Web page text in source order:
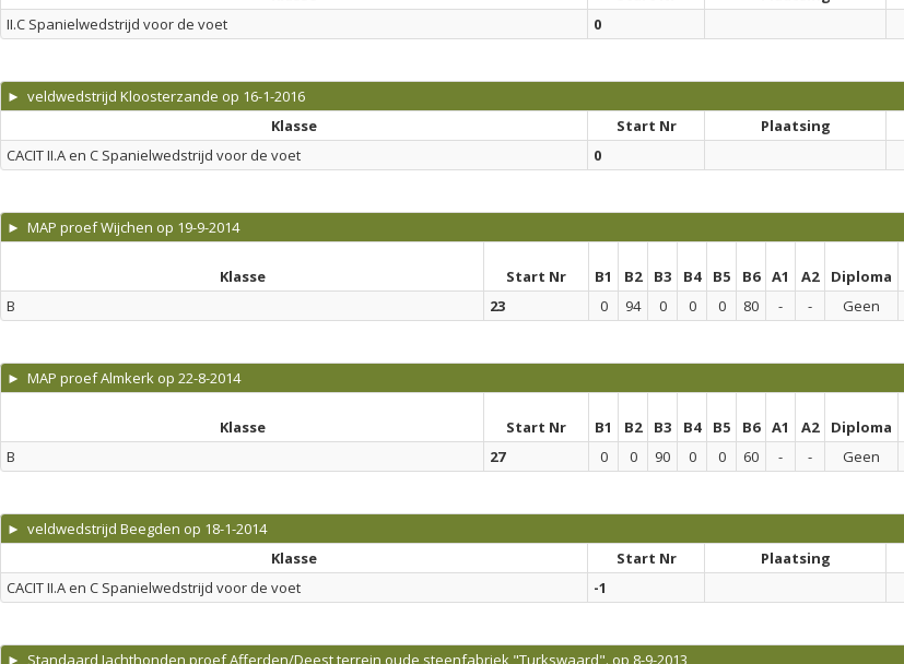
II.C Spanielwedstrijd voor de voet
0
► veldwedstrijd Kloosterzande op 16-1-2016
Klasse
Start Nr Plaatsing
CACIT II.A en C Spanielwedstrijd voor de voet
0
► MAP proef Wijchen op 19-9-2014
Klasse Start Nr B1 B2 B3 B4 B5 B6 A1 A2 Diploma
B
23 0 94 0 0 0 80 - - Geen
► MAP proef Almkerk op 22-8-2014
Klasse Start Nr B1 B2 B3 B4 B5 B6 A1 A2 Diploma
B
27 0 0 90 0 0 60 - - Geen
► veldwedstrijd Beegden op 18-1-2014
Klasse
Start Nr Plaatsing
CACIT II.A en C Spanielwedstrijd voor de voet
-1
► Standaard Jachthonden proef Afferden/Deest terrein oude steenfabriek "Turkswaard". op 8-9-2013